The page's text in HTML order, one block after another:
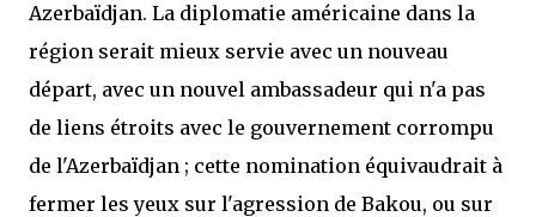
Azerbaïdjan. La diplomatie américaine dans la
région serait mieux servie avec un nouveau
départ, avec un nouvel ambassadeur qui n'a pas
de liens étroits avec le gouvernement corrompu
de l'Azerbaïdjan ; cette nomination équivaudrait à
fermer les yeux sur l'agression de Bakou, ou sur